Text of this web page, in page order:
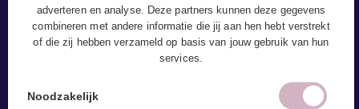
adverteren en analyse. Deze partners kunnen deze gegevens
combineren met andere informatie die jij aan hen hebt verstrekt
of die zij hebben verzameld op basis van jouw gebruik van hun
services.
Noodzakelijk